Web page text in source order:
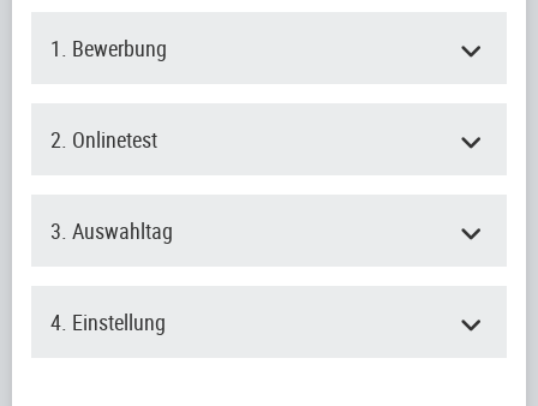
1. Bewerbung
2. Onlinetest
3. Auswahltag
4. Einstellung